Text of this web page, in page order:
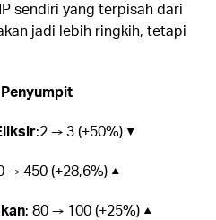
sendiri yang terpisah dari
jadi lebih ringkih, tetapi
:2 → 3 (+50%) ▼
→ 450 (+28,6%) ▲
: 80 → 100 (+25%) ▲